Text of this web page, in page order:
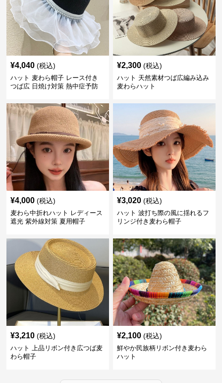
¥4,040 (税込)
ハット 麦わら帽子 レース付き
つば広 日焼け対策 熱中症予防
¥2,300 (税込)
ハット 天然素材つば広編み込み
麦わらハット
¥4,000 (税込)
麦わら中折れハット レディース
遮光 紫外線対策 夏用帽子
¥3,020 (税込)
ハット 波打ち際の風に揺れるフ
リンジ付き麦わら帽子
¥3,210 (税込)
ハット 上品リボン付き広つば麦
わら帽子
¥2,100 (税込)
鮮やか民族柄リボン付き麦わら
ハット